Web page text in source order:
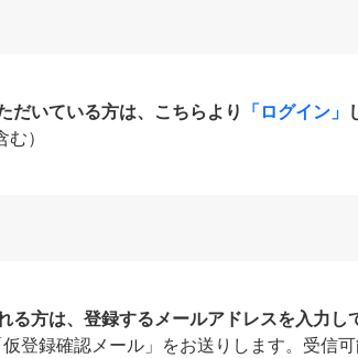
だいている方は、こちらより 「ログイン」
）
方は、登録するメールアドレスを入力し
登録確認メール」をお送りします。受信